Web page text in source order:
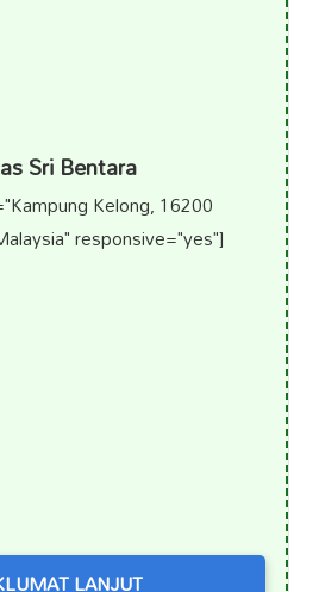
Sri Bentara
Kelong, 16200
responsive="yes"]
LANJUT